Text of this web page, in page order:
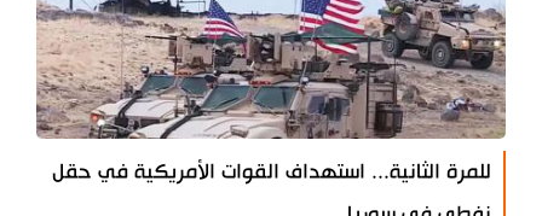
للمرة الثانية... استهداف القوات الأمريكية في حقل